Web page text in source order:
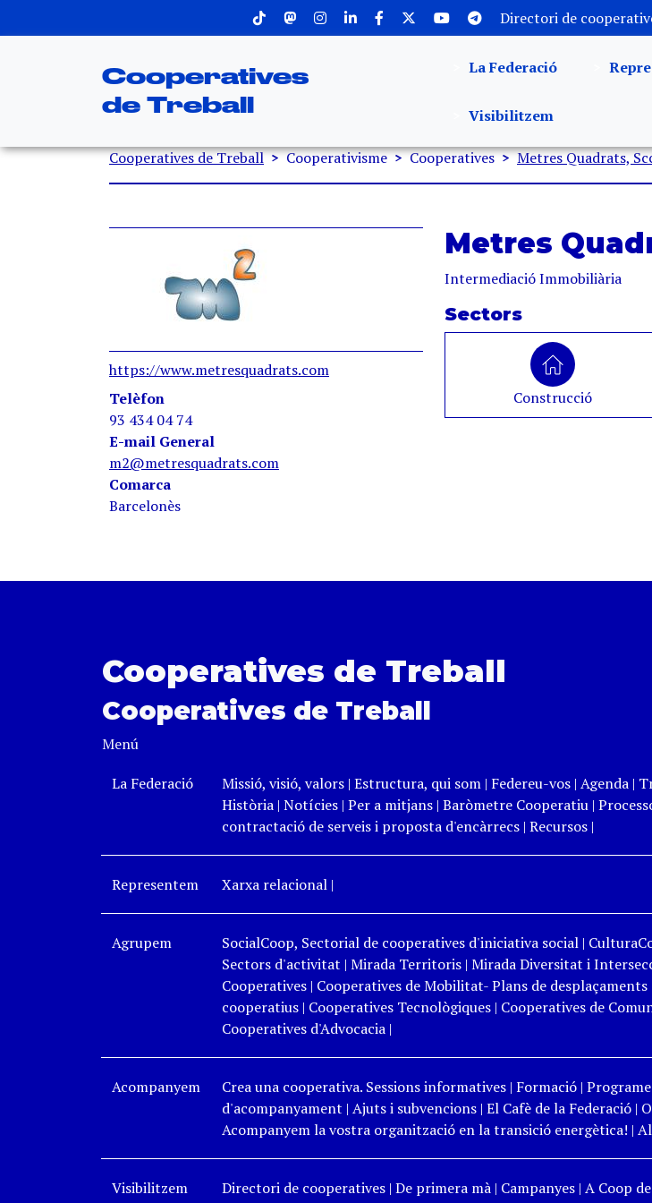
Menu superior Directori de
Cooperatives
de Treball
La Federació
Visibilitzem
Fil d'ariadna
Cooperatives de Treball Cooperativisme Cooperatives Metres Quadrats,
https://www.metresquadrats.com
Telèfon
93 434 04 74
E-mail General
m2@metresquadrats.com
Comarca
Barcelonès
Metres
Intermediació Immobiliària
Sectors
Construcció
Cooperatives de Treball
Cooperatives de Treball
Menú
La Federació
Missió, visió, valors| Estructura, qui som| Federeu-vos| Agenda |
Història| Notícies | Per a mitjans| Baròmetre Cooperatiu|
contractació de serveis i proposta d'encàrrecs| Recursos|
Representem Xarxa relacional|
Agrupem SocialCoop, Sectorial de cooperatives d'iniciativa social|
Sectors d'activitat | Mirada Territoris| Mirada Diversitat i
Cooperatives| Cooperatives de Mobilitat- Plans de desplaçaments
cooperatius| Cooperatives Tecnològiques| Cooperatives de
Cooperatives d'Advocacia|
Acompanyem Crea una cooperativa. Sessions informatives| Formació|
d'acompanyament | Ajuts i subvencions| El Cafè de la Federació|
Acompanyem la vostra organització en la transició energètica! |
Visibilitzem Directori de cooperatives| De primera mà| Campanyes| A Coop